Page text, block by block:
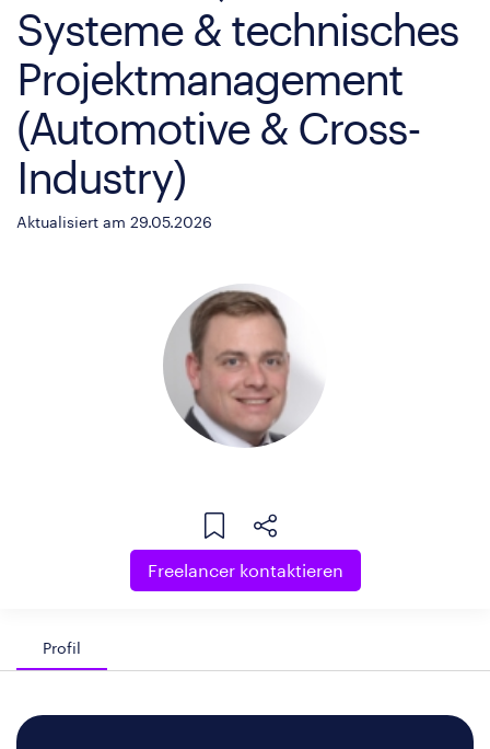
Systeme & technisches
Projektmanagement
(Automotive & Cross-
Industry)
Aktualisiert am 29.05.2026
Freelancer kontaktieren
Profil